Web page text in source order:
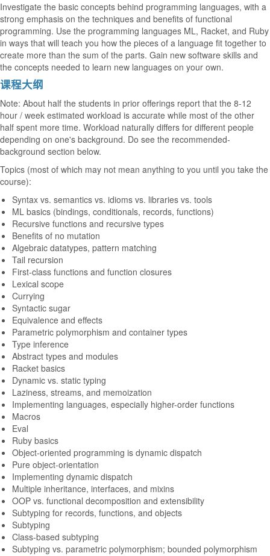
Investigate the basic concepts behind programming languages, with a
strong emphasis on the techniques and benefits of functional
programming. Use the programming languages ML, Racket, and Ruby
in ways that will teach you how the pieces of a language fit together to
create more than the sum of the parts. Gain new software skills and
the concepts needed to learn new languages on your own.
课程大纲
Note: About half the students in prior offerings report that the 8-12
hour / week estimated workload is accurate while most of the other
half spent more time. Workload naturally differs for different people
depending on one's background. Do see the recommended-
background section below.
Topics (most of which may not mean anything to you until you take the
course):
Syntax vs. semantics vs. idioms vs. libraries vs. tools
ML basics (bindings, conditionals, records, functions)
Recursive functions and recursive types
Benefits of no mutation
Algebraic datatypes, pattern matching
Tail recursion
First-class functions and function closures
Lexical scope
Currying
Syntactic sugar
Equivalence and effects
Parametric polymorphism and container types
Type inference
Abstract types and modules
Racket basics
Dynamic vs. static typing
Laziness, streams, and memoization
Implementing languages, especially higher-order functions
Macros
Eval
Ruby basics
Object-oriented programming is dynamic dispatch
Pure object-orientation
Implementing dynamic dispatch
Multiple inheritance, interfaces, and mixins
OOP vs. functional decomposition and extensibility
Subtyping for records, functions, and objects
Subtyping
Class-based subtyping
Subtyping vs. parametric polymorphism; bounded polymorphism